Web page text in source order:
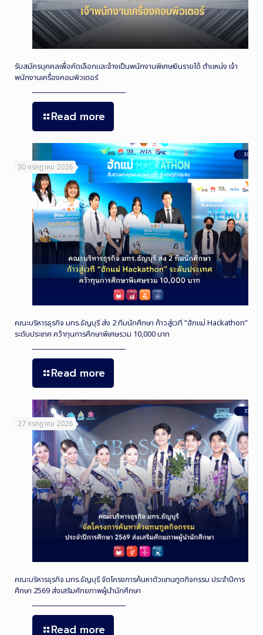
รับสมัครบุคคลเพื่อคัดเลือกและจ้างเป็นพนักงานพิเศษเงินรายได้ ตำแหน่ง เจ้า
พนักงานเครื่องคอมพิวเตอร์
Read more
30 กรกฎาคม 2026
คณะบริหารธุรกิจ มทร.ธัญบุรี ส่ง 2 ทีมนักศึกษา ก้าวสู่เวที “ฮักแม่ Hackathon”
ระดับประเทศ คว้าทุนการศึกษาพิเศษรวม 10,000 บาท
Read more
27 กรกฎาคม 2026
คณะบริหารธุรกิจ มทร.ธัญบุรี จัดโครงการค้นหาตัวแทนทูตกิจกรรม ประจำปีการ
ศึกษา 2569 ส่งเสริมศักยภาพผู้นำนักศึกษา
Read more